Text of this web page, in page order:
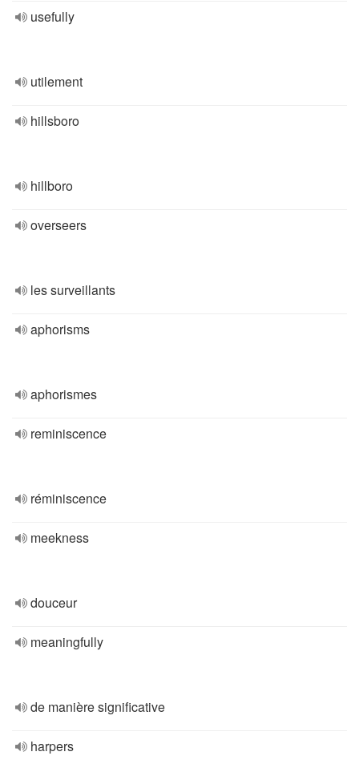
usefully
utilement
hillsboro
hillboro
overseers
les surveillants
aphorisms
aphorismes
reminiscence
réminiscence
meekness
douceur
meaningfully
de manière significative
harpers